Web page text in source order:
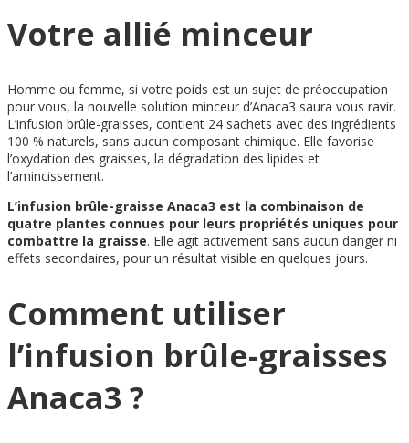
Votre allié minceur
Homme ou femme, si votre poids est un sujet de préoccupation
pour vous, la nouvelle solution minceur d’Anaca3 saura vous ravir.
L’infusion brûle-graisses, contient 24 sachets avec des ingrédients
100 % naturels, sans aucun composant chimique. Elle favorise
l’oxydation des graisses, la dégradation des lipides et
l’amincissement.
L’infusion brûle-graisse Anaca3 est la combinaison de
quatre plantes connues pour leurs propriétés uniques pour
combattre la graisse. Elle agit activement sans aucun danger ni
effets secondaires, pour un résultat visible en quelques jours.
Comment utiliser
l’infusion brûle-graisses
Anaca3 ?